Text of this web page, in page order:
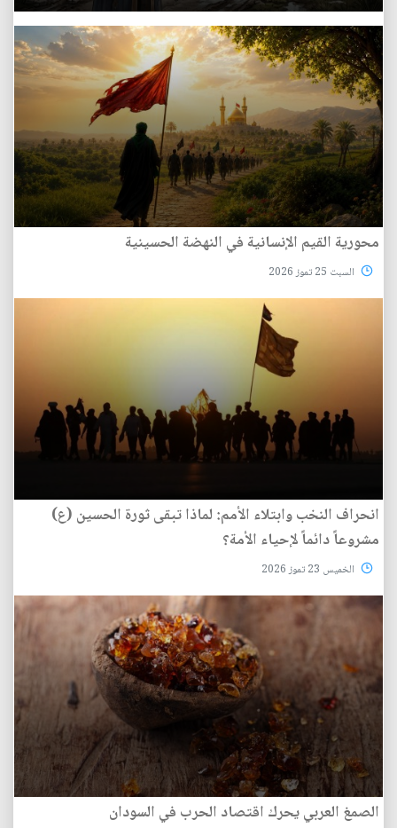
محورية القيم الإنسانية في النهضة الحسينية
السبت 25 تموز 2026
انحراف النخب وابتلاء الأمم: لماذا تبقى ثورة الحسين (ع)
مشروعاً دائماً لإحياء الأمة؟
الخميس 23 تموز 2026
الصمغ العربي يحرك اقتصاد الحرب في السودان